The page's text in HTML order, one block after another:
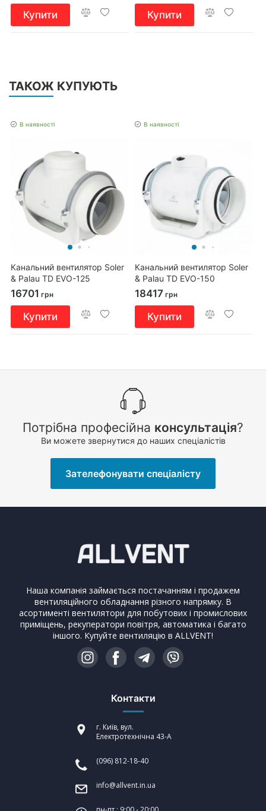
Купити Купити
ТАКОЖ КУПУЮТЬ
В наявності
Канальний вентилятор Soler
& Palau TD EVO-125
16701 грн
Купити
В наявності
Канальний вентилятор Soler
& Palau TD EVO-150
18417 грн
Купити
Потрібна професійна консультація?
Ви можете звернутися до наших спеціалістів
Зателефонувати спеціалісту
Наша компанія займається постачанням і продажем
вентиляційного обладнання різного напрямку. В
асортименті вентилятори для побутових і промислових
приміщень, рекуператори повітря, автоматика і багато
іншого. Купуйте вентиляцію в ALLVENT!
Контакти
г. Київ, вул.
Електротехнічна 43-А
(096) 812-18-40
info@allvent.in.ua